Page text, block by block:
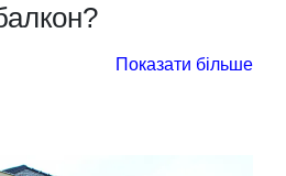
прямо залежить від цілей і
Показати більше